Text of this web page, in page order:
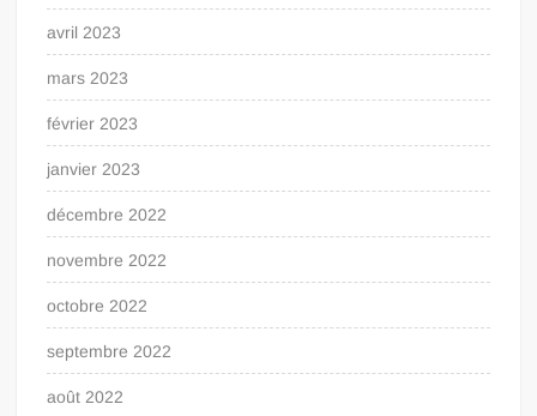
avril 2023
mars 2023
février 2023
janvier 2023
décembre 2022
novembre 2022
octobre 2022
septembre 2022
août 2022